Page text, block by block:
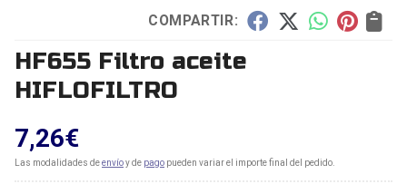
COMPARTIR:
HF655 Filtro aceite
HIFLOFILTRO
7,26€
Las modalidades deenvíoy de pago pueden variar el importe final del pedido.